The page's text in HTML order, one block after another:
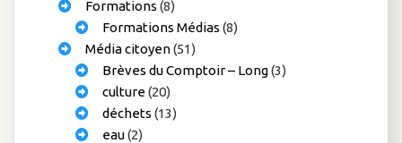
Formations (8)
Formations Médias (8)
Média citoyen(51)
Brèves du Comptoir – Long(3)
culture(20)
déchets (13)
eau(2)